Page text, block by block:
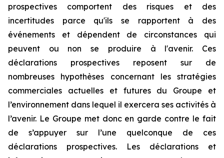
prospectives comportent des risques et des
incertitudes parce qu'ils se rapportent à des
événements et dépendent de circonstances qui
peuvent ou non se produire à l'avenir. Ces
déclarations prospectives reposent sur de
nombreuses hypothèses concernant les stratégies
commerciales actuelles et futures du Groupe et
l’environnement dans lequel il exercera ses activités à
l’avenir. Le Groupe met donc en garde contre le fait
de s’appuyer sur l’une quelconque de ces
déclarations prospectives. Les déclarations et